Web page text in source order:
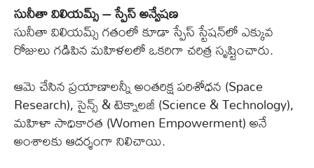
సునీతా విలియమ్స్ – స్పేస్ అన్వేషణ
సునీతా విలియమ్స్ గతంలో కూడా స్పేస్ స్టేషన్‌లో ఎక్కువ
రోజులు గడిపిన మహిళలలో ఒకరిగా చరిత్ర సృష్టించారు.
ఆమె చేసిన ప్రయాణాలన్నీ అంతరిక్ష పరిశోధన (Space
Research), సైన్స్ & టెక్నాలజీ (Science & Technology),
మహిళా సాధికారత (Women Empowerment) అనే
అంశాలకు ఆదర్శంగా నిలిచాయి.